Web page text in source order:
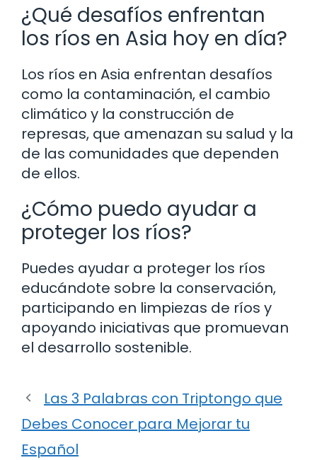
¿Qué desafíos enfrentan
los ríos en Asia hoy en día?
Los ríos en Asia enfrentan desafíos
como la contaminación, el cambio
climático y la construcción de
represas, que amenazan su salud y la
de las comunidades que dependen
de ellos.
¿Cómo puedo ayudar a
proteger los ríos?
Puedes ayudar a proteger los ríos
educándote sobre la conservación,
participando en limpiezas de ríos y
apoyando iniciativas que promuevan
el desarrollo sostenible.
Las 3 Palabras con Triptongo que
Debes Conocer para Mejorar tu
Español